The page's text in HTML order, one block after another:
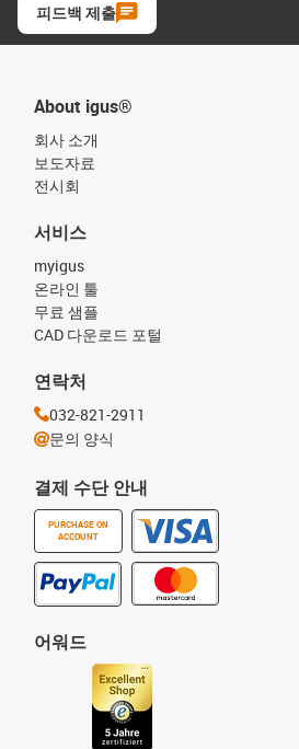
피드백 제출
About igus®
회사 소개
보도자료
전시회
결제 수단 안내
PURCHASE ON
ACCOUNT
서비스
myigus
온라인 툴
무료 샘플
CAD 다운로드 포털
어워드
연락처
032-821-2911
문의 양식